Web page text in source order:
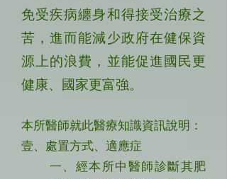
免受疾病纏身和得接受治療之
苦，進而能減少政府在健保資
源上的浪費，並能促進國民更
健康、國家更富強。
本所醫師就此醫療知識資訊說明：
壹、處置方式、適應症
一、經本所中醫師診斷其肥